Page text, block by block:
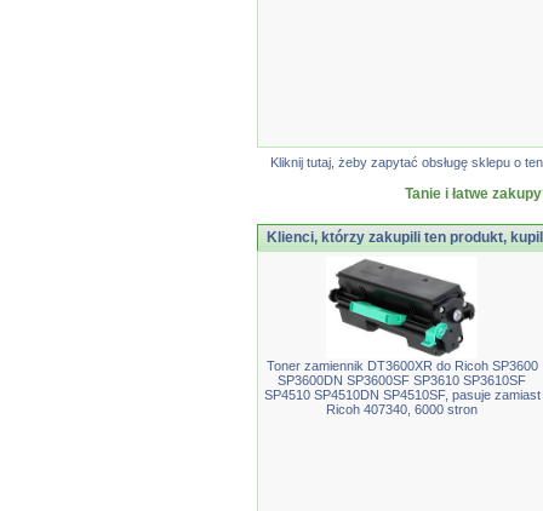
Kliknij tutaj, żeby zapytać obsługę sklepu o
Tanie i łatwe
Klienci, którzy zakupili ten produkt,
Toner zamiennik DT3600XR do Ricoh SP3600
SP3600DN SP3600SF SP3610 SP3610SF
SP4510 SP4510DN SP4510SF, pasuje zamiast
Ricoh 407340, 6000 stron